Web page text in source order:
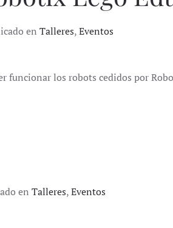
en Talleres,Eventos
funcionar los robots cedidos por
en Talleres,Eventos